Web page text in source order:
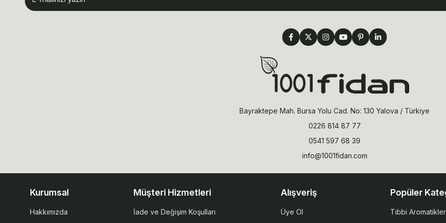
Bayraktepe Mah. Bursa Yolu Cad. No: 130 Yalova / Türkiye
0226 814 87 77
0541 597 68 39
info@1001fidan.com
Kurumsal
Hakkımızda
Müşteri Hizmetleri
İade ve Değişim Koşulları
Alışveriş
Üye Ol
Popüler
Tıbbi Aromatikler